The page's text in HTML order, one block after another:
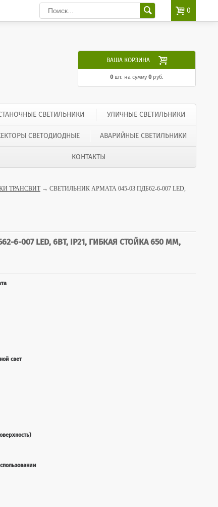
 0
ВАША КОРЗИНА 
0шт. на сумму 0руб.
СВЕТИЛЬНИКИ УЛИЧНЫЕ СВЕТИЛЬНИКИ
СВЕТОДИОДНЫЕ АВАРИЙНЫЕ СВЕТИЛЬНИКИ
КОНТАКТЫ
ТРАНСВИТ → СВЕТИЛЬНИК АРМАТА 045-03 ПДБ62-6-007 LED,
6-007 LED, 6ВТ, IP21, ГИБКАЯ СТОЙКА 650 ММ,
свет